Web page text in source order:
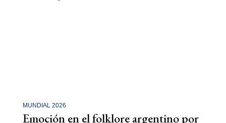
MUNDIAL 2026
Emoción en el folklore argentino por